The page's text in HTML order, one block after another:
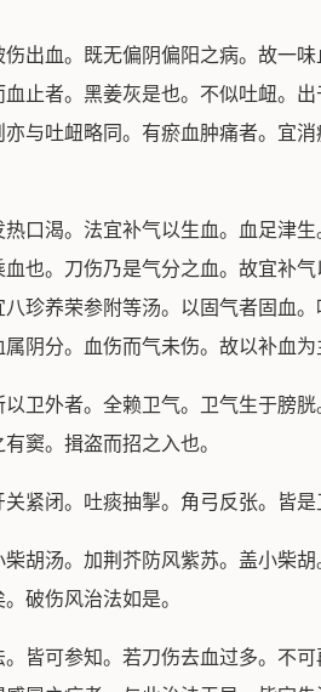
血。既无偏阴偏阳之病。故一味
止者。黑姜灰是也。不似吐衄。
与吐衄略同。有瘀血肿痛者。宜
渴。法宜补气以生血。血足津生
也。刀伤乃是气分之血。故宜补
珍养荣参附等汤。以固气者固血
阴分。血伤而气未伤。故以补血
外者。全赖卫气。卫气生于膀胱
窦。揖盗而招之入也。
闭。吐痰抽掣。角弓反张。皆是
汤。加荆芥防风紫苏。盖小柴胡
破伤风治法如是。
可参知。若刀伤去血过多。不可